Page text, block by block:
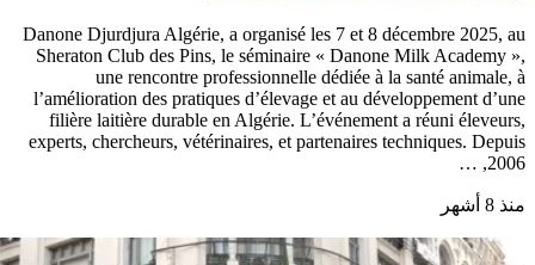
Danone Djurdjura Algérie, a organisé les 7 et 8 décembre 2025, au
Sheraton Club des Pins, le séminaire « Danone Milk Academy »,
une rencontre professionnelle dédiée à la santé animale, à
l’amélioration des pratiques d’élevage et au développement d’une
filière laitière durable en Algérie. L’événement a réuni éleveurs,
experts, chercheurs, vétérinaires, et partenaires techniques. Depuis
2006, …
منذ 8 أشهر